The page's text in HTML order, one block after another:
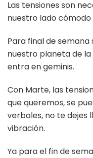
Las tensiones son
nuestro lado
Para final de semana
nuestro planeta de
entra en geminis.
Con Marte, las
que queremos, se
verbales, no te dejes
vibración.
Ya para el fin de